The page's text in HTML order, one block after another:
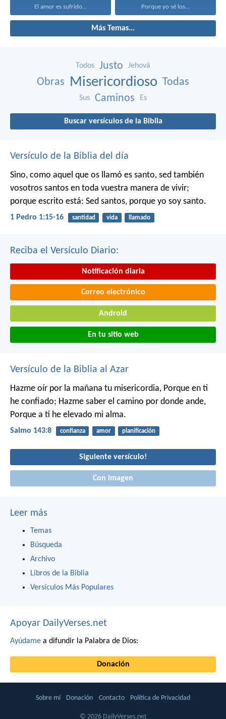
El amor es sufrido... Porque yo sé los...
Más Temas...
Todos Justo Jehová
Obras Misericordioso Todas
Sus Caminos Es
Buscar versículos de la Biblia
Versículo de la Biblia del día
Sino, como aquel que os llamó es santo, sed también
vosotros santos en toda vuestra manera de vivir;
porque escrito está: Sed santos, porque yo soy santo.
1 Pedro 1:15-16 santidad vida llamado
Reciba el Versículo Diario:
Notificación diaria
Correo electrónico
Android
En tu sitio web
Versículo de la Biblia al Azar
Hazme oír por la mañana tu misericordia, Porque en ti
he confiado; Hazme saber el camino por donde ande,
Porque a ti he elevado mi alma.
Salmo 143:8 confianza amor planificación
Siguiente versículo!
Con imagen
Leer más
Temas
Búsqueda
Archivo
Libros de la Biblia
Versículos Más Populares
Apoyar DailyVerses.net
Ayúdame a difundir la Palabra de Dios:
Donación
Sobre mí Donación Contacto Política de Privacidad
© 2026 DailyVerses.net